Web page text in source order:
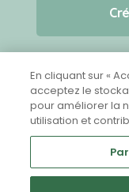
En cliquant sur «
acceptez le
pour améliorer la
utilisation et